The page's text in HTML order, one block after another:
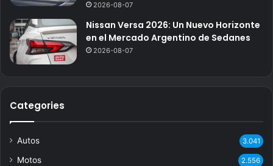
2026-08-07
Nissan Versa 2026: Un Nuevo Horizonte
en el Mercado Argentino de Sedanes
2026-08-07
Categories
Autos 3.041
Motos 2.556